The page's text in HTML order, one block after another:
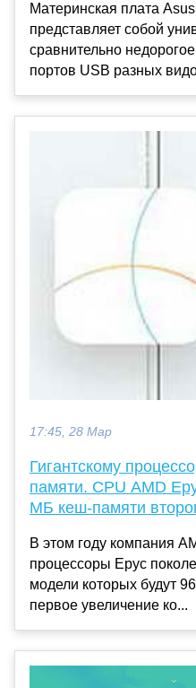
Материнская плата
представляет собой
сравнительно
портов USB разных
17:45, 28 Мар
Гигантскому
памяти. CPU AMD
МБ кеш-памяти
В этом году компания
процессоры Epyc
модели которых будут
первое увеличение ко...